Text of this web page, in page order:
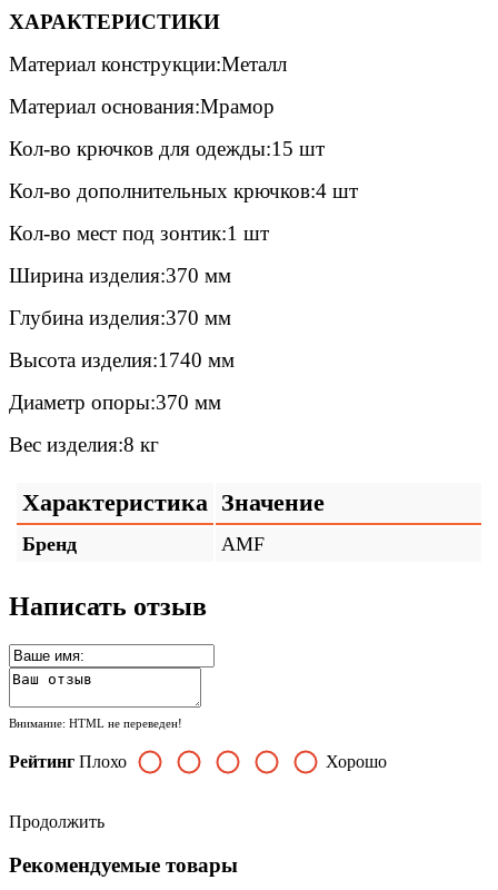
ХАРАКТЕРИСТИКИ
Материал конструкции:Металл
Материал основания:Мрамор
Кол-во крючков для одежды:15 шт
Кол-во дополнительных крючков:4 шт
Кол-во мест под зонтик:1 шт
Ширина изделия:370 мм
Глубина изделия:370 мм
Высота изделия:1740 мм
Диаметр опоры:370 мм
Вес изделия:8 кг
Характеристика Значение
Бренд AMF
Написать отзыв
Внимание: HTML не переведен!
Рейтинг Плохо Хорошо
Продолжить
Рекомендуемые товары